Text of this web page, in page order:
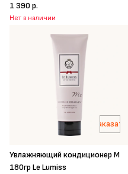
1 390 р.
Нет в наличии
Заказать
Увлажняющий кондиционер M
180гр Le Lumiss